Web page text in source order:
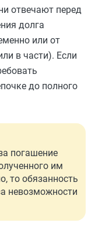
отвечают перед
долга
или от
в части). Если
до полного
погашение
им
то обязанность
невозможности